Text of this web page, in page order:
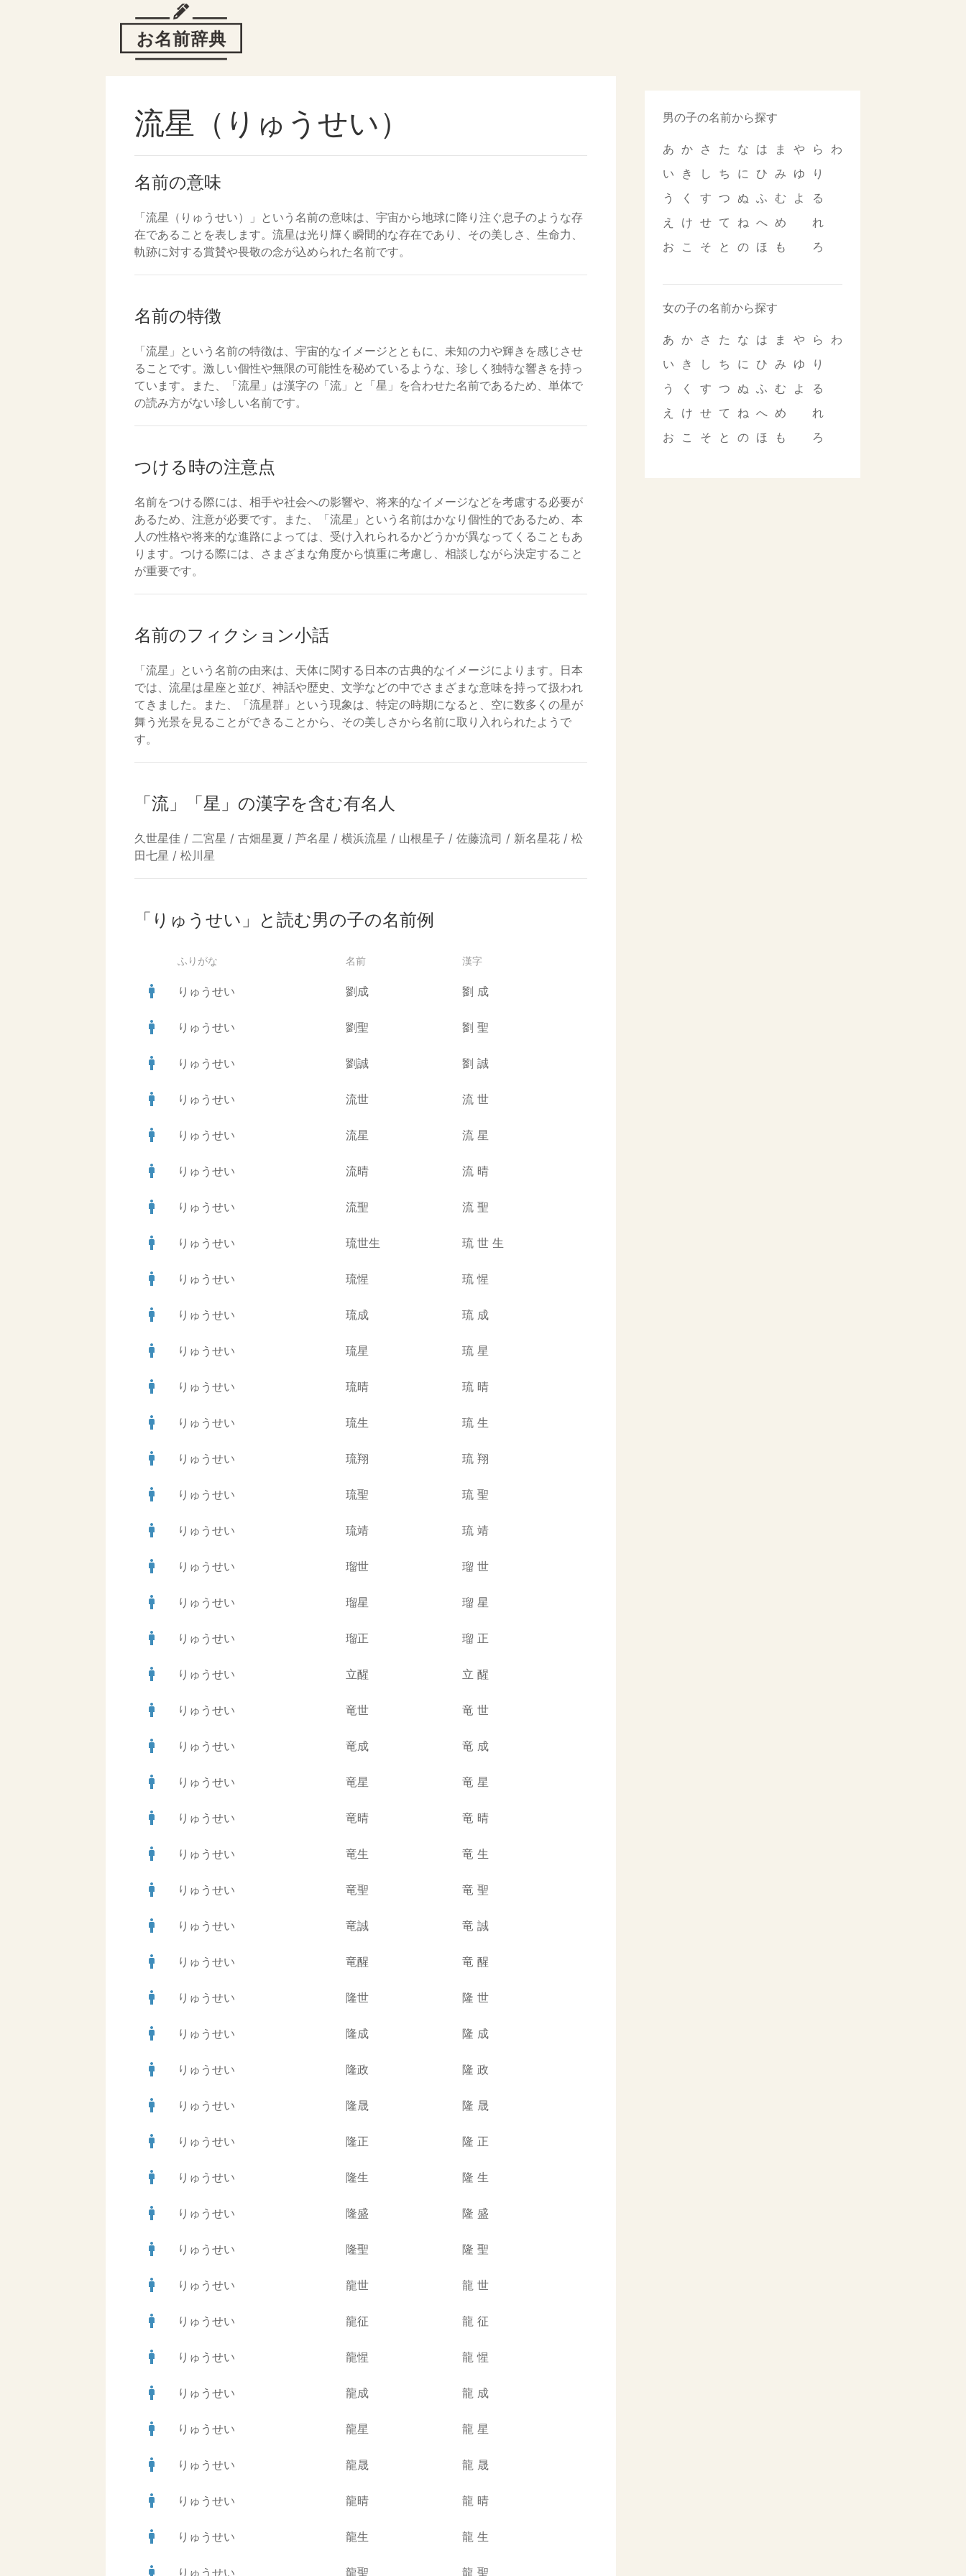
流星（りゅうせい）
名前の意味
「流星（りゅうせい）」という名前の意味は、宇宙から地球に降り注ぐ息子のような存
在であることを表します。流星は光り輝く瞬間的な存在であり、その美しさ、生命力、
軌跡に対する賞賛や畏敬の念が込められた名前です。
名前の特徴
「流星」という名前の特徴は、宇宙的なイメージとともに、未知の力や輝きを感じさせ
ることです。激しい個性や無限の可能性を秘めているような、珍しく独特な響きを持っ
ています。また、「流星」は漢字の「流」と「星」を合わせた名前であるため、単体で
の読み方がない珍しい名前です。
つける時の注意点
名前をつける際には、相手や社会への影響や、将来的なイメージなどを考慮する必要が
あるため、注意が必要です。また、「流星」という名前はかなり個性的であるため、本
人の性格や将来的な進路によっては、受け入れられるかどうかが異なってくることもあ
ります。つける際には、さまざまな角度から慎重に考慮し、相談しながら決定すること
が重要です。
名前のフィクション小話
「流星」という名前の由来は、天体に関する日本の古典的なイメージによります。日本
では、流星は星座と並び、神話や歴史、文学などの中でさまざまな意味を持って扱われ
てきました。また、「流星群」という現象は、特定の時期になると、空に数多くの星が
舞う光景を見ることができることから、その美しさから名前に取り入れられたようで
す。
「流」「星」の漢字を含む有名人
久世星佳 / 二宮星 / 古畑星夏 / 芦名星 / 横浜流星 / 山根星子 / 佐藤流司 / 新名星花 / 松
田七星 / 松川星
「りゅうせい」と読む男の子の名前例
ふりがな 名前 漢字
man りゅうせい 劉成 劉 成
man りゅうせい 劉聖 劉 聖
man りゅうせい 劉誠 劉 誠
man りゅうせい 流世 流 世
man りゅうせい 流星 流 星
man りゅうせい 流晴 流 晴
man りゅうせい 流聖 流 聖
man りゅうせい 琉世生 琉 世 生
man りゅうせい 琉惺 琉 惺
man りゅうせい 琉成 琉 成
man りゅうせい 琉星 琉 星
man りゅうせい 琉晴 琉 晴
man りゅうせい 琉生 琉 生
man りゅうせい 琉翔 琉 翔
man りゅうせい 琉聖 琉 聖
man りゅうせい 琉靖 琉 靖
man りゅうせい 瑠世 瑠 世
man りゅうせい 瑠星 瑠 星
man りゅうせい 瑠正 瑠 正
man りゅうせい 立醒 立 醒
man りゅうせい 竜世 竜 世
man りゅうせい 竜成 竜 成
man りゅうせい 竜星 竜 星
man りゅうせい 竜晴 竜 晴
man りゅうせい 竜生 竜 生
man りゅうせい 竜聖 竜 聖
man りゅうせい 竜誠 竜 誠
man りゅうせい 竜醒 竜 醒
man りゅうせい 隆世 隆 世
man りゅうせい 隆成 隆 成
man りゅうせい 隆政 隆 政
man りゅうせい 隆晟 隆 晟
man りゅうせい 隆正 隆 正
man りゅうせい 隆生 隆 生
man りゅうせい 隆盛 隆 盛
man りゅうせい 隆聖 隆 聖
man りゅうせい 龍世 龍 世
man りゅうせい 龍征 龍 征
man りゅうせい 龍惺 龍 惺
man りゅうせい 龍成 龍 成
man りゅうせい 龍星 龍 星
man りゅうせい 龍晟 龍 晟
man りゅうせい 龍晴 龍 晴
man りゅうせい 龍生 龍 生
りゅうせい 龍聖 龍 聖
男の子の名前から探す
あ
い
う
え
お
か
き
く
け
こ
さ
し
す
せ
そ
た
ち
つ
て
と
な
に
ぬ
ね
の
は
ひ
ふ
へ
ほ
ま
み
む
め
も
や
ゆ
よ
ら
り
る
れ
ろ
わ
女の子の名前から探す
あ
い
う
え
お
か
き
く
け
こ
さ
し
す
せ
そ
た
ち
つ
て
と
な
に
ぬ
ね
の
は
ひ
ふ
へ
ほ
ま
み
む
め
も
や
ゆ
よ
ら
り
る
れ
ろ
わ